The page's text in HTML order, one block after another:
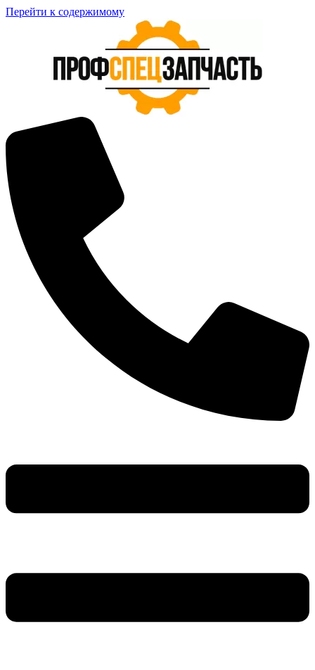
Перейти к содержимому